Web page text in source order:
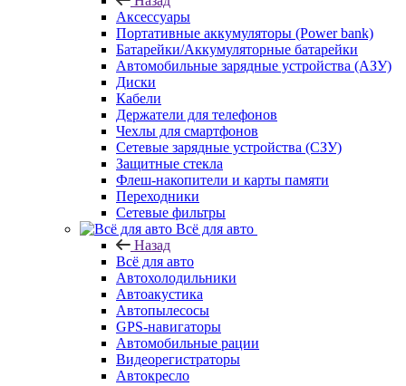
Аксессуары
Портативные аккумуляторы (Power bank)
Батарейки/Аккумуляторные батарейки
Автомобильные зарядные устройства (АЗУ)
Диски
Кабели
Держатели для телефонов
Чехлы для смартфонов
Сетевые зарядные устройства (СЗУ)
Защитные стекла
Флеш-накопители и карты памяти
Переходники
Сетевые фильтры
Всё для авто
Назад
Всё для авто
Автохолодильники
Автоакустика
Автопылесосы
GPS-навигаторы
Автомобильные рации
Видеорегистраторы
Автокресло